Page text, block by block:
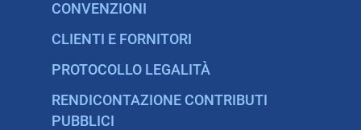
CONVENZIONI
CLIENTI E FORNITORI
PROTOCOLLO LEGALITÀ
RENDICONTAZIONE CONTRIBUTI
PUBBLICI